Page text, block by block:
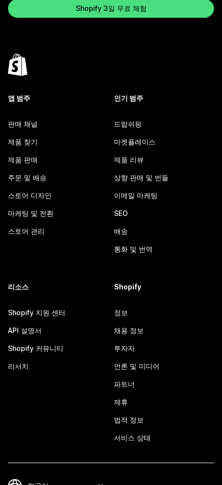
Shopify 3일 무료 체험
앱 범주
판매 채널
제품 찾기
제품 판매
주문 및 배송
스토어 디자인
마케팅 및 전환
스토어 관리
인기 범주
드랍쉬핑
마켓플레이스
제품 리뷰
상향 판매 및 번들
이메일 마케팅
SEO
배송
통화 및 번역
리소스
Shopify 지원 센터
API 설명서
Shopify 커뮤니티
리서치
Shopify
정보
채용 정보
투자자
언론 및 미디어
파트너
제휴
법적 정보
서비스 상태